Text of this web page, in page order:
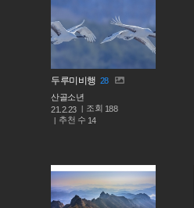
두루미비행 28
산골소년
21.2.23
조회 188
추천 수 14